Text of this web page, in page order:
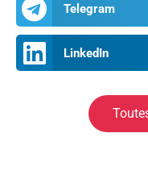
Telegram
LinkedIn